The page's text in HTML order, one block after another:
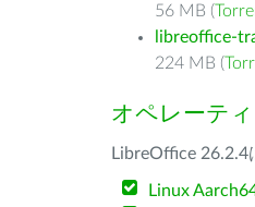
56 MB (
libreoffice-
224 MB (
オペレーテ
LibreOffice
Linux